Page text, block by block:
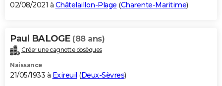
02/08/2021 à Châtelaillon-Plage (Charente-Maritime)
Paul BALOGE (88 ans)
Créer une cagnotte obsèques
Naissance
21/05/1933 à Exireuil (Deux-Sèvres)